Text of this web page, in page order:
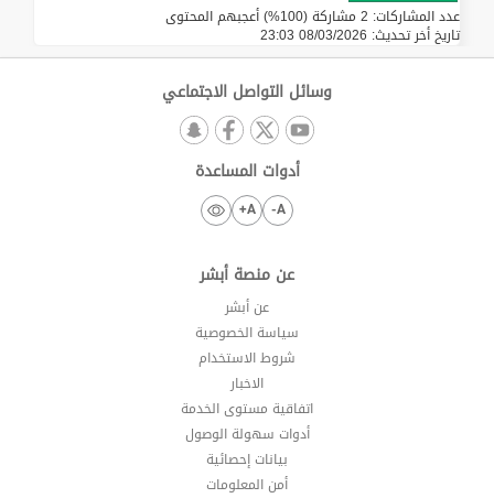
عدد المشاركات: 2 مشاركة (100%) أعجبهم المحتوى
تاريخ أخر تحديث: 08/03/2026 23:03
وسائل التواصل الاجتماعي
أدوات المساعدة
A-
A+
عن منصة أبشر
عن أبشر
سياسة الخصوصية
شروط الاستخدام
الاخبار
اتفاقية مستوى الخدمة
أدوات سهولة الوصول
بيانات إحصائية
أمن المعلومات